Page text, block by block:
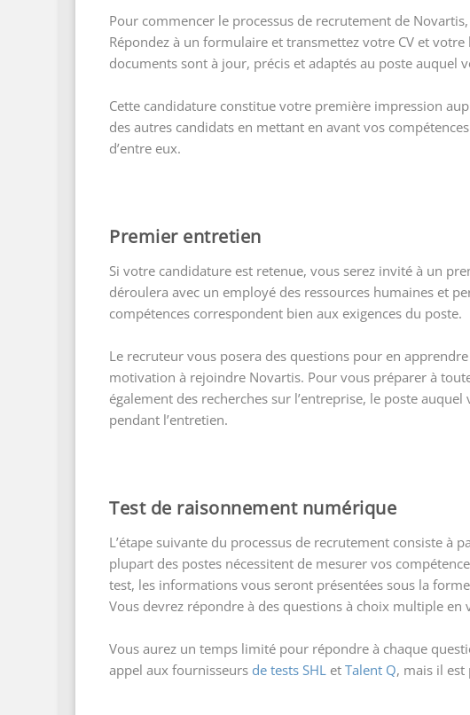
Pour commencer le processus de recrutement de
Répondez à un formulaire et transmettez votre CV et
documents sont à jour, précis et adaptés au poste auquel
Cette candidature constitue votre première impression
des autres candidats en mettant en avant vos
d’entre eux.
Premier entretien
Si votre candidature est retenue, vous serez invité à un
déroulera avec un employé des ressources humaines et
compétences correspondent bien aux exigences du poste.
Le recruteur vous posera des questions pour en
motivation à rejoindre Novartis. Pour vous préparer à
également des recherches sur l’entreprise, le poste
pendant l’entretien.
Test de raisonnement numérique
L’étape suivante du processus de recrutement consiste à
plupart des postes nécessitent de mesurer vos
test, les informations vous seront présentées sous la
Vous devrez répondre à des questions à choix multiple en
Vous aurez un temps limité pour répondre à chaque
appel aux fournisseurs de tests SHL etTalent Q, mais il